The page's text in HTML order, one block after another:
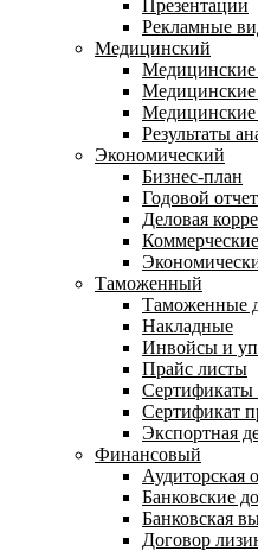
Презентации
Рекламные
Медицинский
Медицинские
Медицинские
Результаты
Экономический
Бизнес-план
Годовой отчет
Деловая
Таможенный
Таможенные
Накладные
Инвойсы и
Прайс листы
Сертификаты
Сертификат
Экспортная
Финансовый
Аудиторская
Банковские
Банковская
Договор